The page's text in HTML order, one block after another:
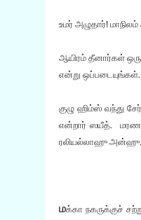
உமர் அழுதார்!
ஆயிரம் தீனார்கள்
என்று
குழு ஹிம்ஸ் வந்து
என்றார் ஸயீத். மரணம்
ரலியல்லாஹு அன்ஹு.
மக்கா நகருக்குச்